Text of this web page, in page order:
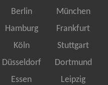
Berlin
München
Hamburg
Frankfurt
Köln
Stuttgart
Düsseldorf
Dortmund
Essen
Leipzig